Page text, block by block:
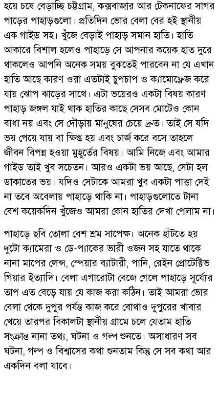
হয়ে চষে বেড়াচ্ছি চট্টগ্রাম, কক্সবাজার আর টেকনাফের সাগর
পাড়ের পাহাড়গুলো। প্রতিদিন ভোর বেলা বের হই স্থানীয়
এক গাইড সহ। খুঁজে বেড়াই পাহাড় সমান হাতি। হাতি
আকারে বিশাল হলেও পাহাড়ে সে আপনার কয়েক হাত দুরে
থাকলেও আপনি অনেক সময় বুঝতেই পারবেন না যে এখান
হাতি আছে কারণ ওরা এতটাই চুপচাপ ও ক্যামোফ্লেজ করে
যায় ঝোপ ঝাড়ের সাথে। এটা ভয়েরও একটা বিষয় কারণ
পাহাড় জঙ্গল যাই থাক হাতির কাছে সেসব মোটেও কোন
বাধা নয় এবং সে দৌড়ায় মানুষের চেয়ে দ্রুত। তাই সে যদি
ভয় পেয়ে যায় বা ক্ষিপ্ত হয় এবং চার্জ করে বসে তাহলে
জীবন বিপন্ন হওয়া মুহূর্তের বিষয়। আমি নিজে এবং আমার
গাইড তাই খুব সচেতন। আরও একটা ভয় আছে, সেটা হল
ডাকাতের ভয়। যদিও সেটাকে আমরা খুব একটা পাত্তা দেই
না তবে অবেলায় পাহাড়ে থাকি না। পাহাড়গুলোতে টানা
বেশ কয়েকদিন খুঁজেও আমরা কোন হাতির দেখা পেলাম না।
পাহাড়ে ছবি তোলা বেশ শ্রম সাপেক্ষ। অনেক হাঁটতে হয়
দুটো ক্যামেরা ও ডে-প্যাকের ভারী ওজন সহ যাতে থাকে
নানা মাপের লেন্স, স্পেয়ার ব্যাটারী, পানি, রেইন প্রোটেক্টিভ
গিয়ার ইত্যাদি। বেলা এগারোটা বেজে গেলে পাহাড়ে সূর্য্যের
তাপ এত বেড়ে যায় যে কাজ করা কঠিন। তাই আমরা ভোর
বেলা থেকে দুপুর পর্যন্ত কাজ করে বোথাও দুপুরের খাবার
খেয়ে তারপর বিকালটা স্থানীয় গ্রামে চলে যেতাম হাতি
সংক্রান্ত নানা তথ্য, ঘটনা ও গল্প শুনতে। অসাধারণ সব
ঘটনা, গল্প ও বিশ্বাসের কথা শুনতাম কিন্তু সে সব কথা আর
একদিন বলা যাবে।